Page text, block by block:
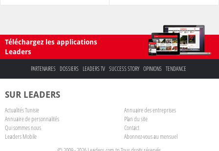
Téléchargez les applications
Leaders
PARTENAIRES DOSSIERS LEADERS TV SUCCESS STORY OPINIONS TENDANCE
SUR LEADERS
Actualités Tunisie
Annuaire des entreprises
Annuaire de personnalités
Plan du site
Qui sommes nous
Contact
Leaders Mobile
Abonnez-vous au mensuel